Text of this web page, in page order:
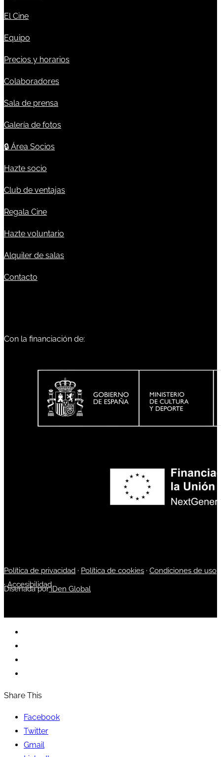
El Cine
Equipo
Precios y horarios
Colaboradores
Sala de prensa
Galería de fotos
🔒 Área Socios
Hazte socio
Club de ventajas
Regala Cine
Hazte voluntario
Alquiler de salas
Contacto
Con la financiación de:
Política de privacidad · Política de cookies · Condiciones de uso
·Accesibilidad
Diseñada poriDen Global
Share This
Facebook
Twitter
Gmail